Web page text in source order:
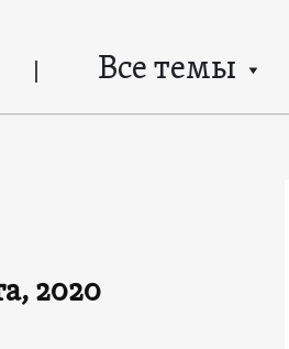
Все темы
2020